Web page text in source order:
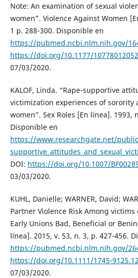
Note: An examination of sexual
women”. Violence Against Women
1 p. 288-300. Disponible en
https://pubmed.ncbi.nlm.nih.gov/
https://doi.org/10.1177/
07/03/2020.
KALOF, Linda. “Rape-supportive
victimization experiences of sorority
women”. Sex Roles [En línea]. 1993,
Disponible en
https://www.researchgate.net/
DOI: https://doi.org/10.1007/
03/03/2020.
KUHL, Danielle; WARNER, David;
Partner Violence Risk Among
Early Unions Bad, Beneficial or
línea]. 2015, v. 53, n. 3, p. 427-456.
https://pubmed.ncbi.nlm.nih.gov/
https://doi.org/10.1111/1745-
07/03/2020.